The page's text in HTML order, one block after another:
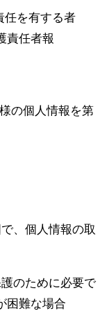
任を有する者
責任者報
の個人情報を第
、個人情報の取
のために必要で
困難な場合